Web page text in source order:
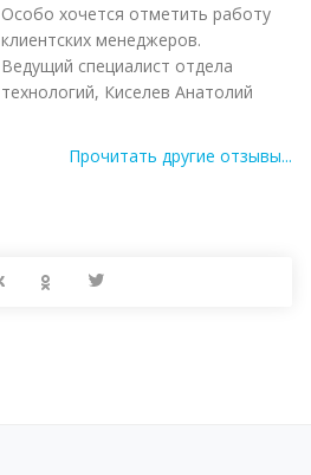
Особо хочется отметить работу
клиентских менеджеров.
Ведущий специалист отдела
технологий, Киселев Анатолий
Прочитать другие отзывы...